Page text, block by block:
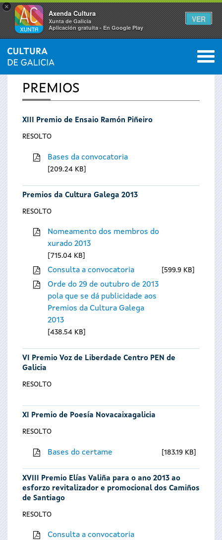
×
Axenda Cultura
Xunta de Galicia
Aplicación gratuíta - En Google Play
VER
Vostede
está
aquí
INICIO 0
PREMIOS
XIII Premio de Ensaio Ramón Piñeiro
RESOLTO
Bases da convocatoria
209.24 KB
Premios da Cultura Galega 2013
RESOLTO
Nomeamento dos membros do
xurado 2013
715.04 KB
Consulta a convocatoria 599.9 KB
Orde do 29 de outubro de 2013
pola que se dá publicidade aos
Premios da Cultura Galega
2013
438.54 KB
VI Premio Voz de Liberdade Centro PEN de
Galicia
RESOLTO
XI Premio de Poesía Novacaixagalicia
RESOLTO
Bases do certame 183.19 KB
XVIII Premio Elías Valiña para o ano 2013 ao
esforzo revitalizador e promocional dos Camiños
de Santiago
RESOLTO
Consulta a convocatoria